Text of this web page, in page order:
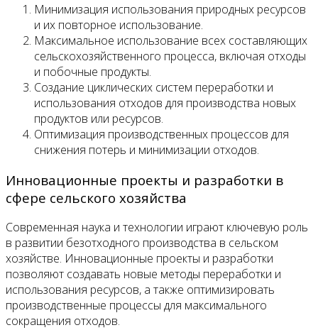
Минимизация использования природных ресурсов
и их повторное использование.
Максимальное использование всех составляющих
сельскохозяйственного процесса, включая отходы
и побочные продукты.
Создание циклических систем переработки и
использования отходов для производства новых
продуктов или ресурсов.
Оптимизация производственных процессов для
снижения потерь и минимизации отходов.
Инновационные проекты и разработки в
сфере сельского хозяйства
Современная наука и технологии играют ключевую роль
в развитии безотходного производства в сельском
хозяйстве. Инновационные проекты и разработки
позволяют создавать новые методы переработки и
использования ресурсов, а также оптимизировать
производственные процессы для максимального
сокращения отходов.